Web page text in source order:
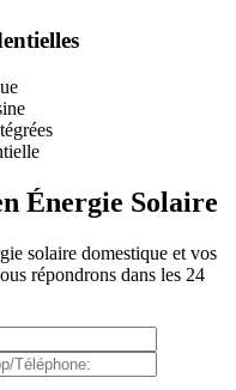
Énergie Solaire
solaire domestique et vos
répondrons dans les 24